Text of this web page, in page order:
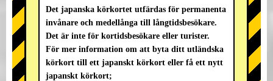
Det japanska körkortet utfärdas för permanenta
invånare och medellånga till långtidsbesökare.
Det är inte för kortidsbesökare eller turister.
För mer information om att byta ditt utländska
körkort till ett japanskt körkort eller få ett nytt
japanskt körkort;